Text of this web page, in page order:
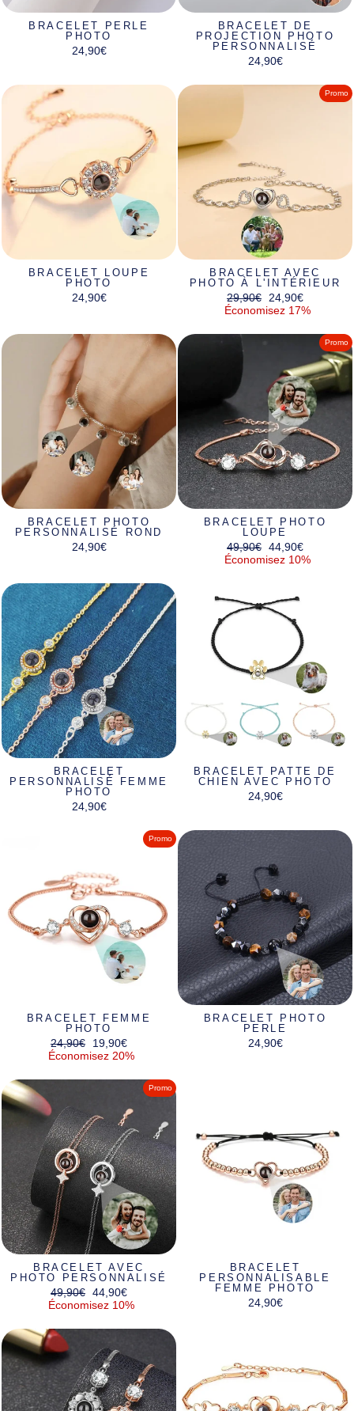
BRACELET PERLE
PHOTO
24,90€
BRACELET DE
PROJECTION PHOTO
PERSONNALISÉ
24,90€
BRACELET LOUPE
PHOTO
24,90€
Promo
BRACELET AVEC
PHOTO À L'INTÉRIEUR
Prix
régulier
29,90€
Prix
réduit
24,90€
Économisez 17%
BRACELET PHOTO
PERSONNALISÉ ROND
24,90€
Promo
BRACELET PHOTO
LOUPE
Prix
régulier
49,90€ Prix
réduit
44,90€
Économisez 10%
BRACELET
PERSONNALISÉ FEMME
PHOTO
24,90€
BRACELET PATTE DE
CHIEN AVEC PHOTO
24,90€
Promo
BRACELET FEMME
PHOTO
Prix
régulier
24,90€
Prix
réduit
19,90€
Économisez 20%
BRACELET PHOTO
PERLE
24,90€
Promo
BRACELET AVEC
PHOTO PERSONNALISÉ
Prix
régulier
49,90€ Prix
réduit
44,90€
Économisez 10%
BRACELET
PERSONNALISABLE
FEMME PHOTO
24,90€